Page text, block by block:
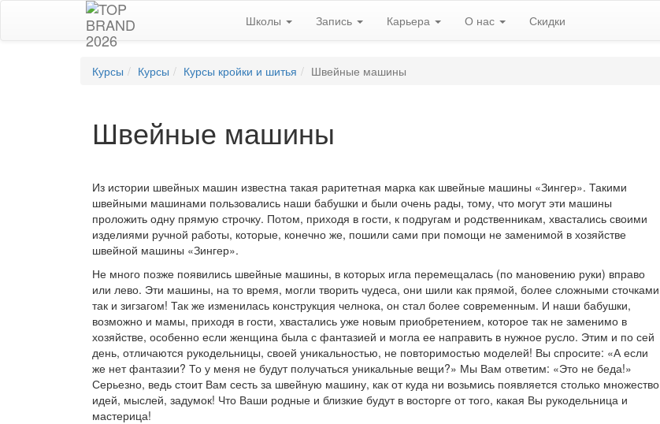
Школы Запись Карьера О нас Скидки
Курсы Курсы Курсы кройки и шитья Швейные машины
Швейные машины
Из истории швейных машин известна такая раритетная марка как швейные машины «Зингер». Такими
швейными машинами пользовались наши бабушки и были очень рады, тому, что могут эти машины
проложить одну прямую строчку. Потом, приходя в гости, к подругам и родственникам, хвастались своими
изделиями ручной работы, которые, конечно же, пошили сами при помощи не заменимой в хозяйстве
швейной машины «Зингер».
Не много позже появились швейные машины, в которых игла перемещалась (по мановению руки) вправо
или лево. Эти машины, на то время, могли творить чудеса, они шили как прямой, более сложными сточками
так и зигзагом! Так же изменилась конструкция челнока, он стал более современным. И наши бабушки,
возможно и мамы, приходя в гости, хвастались уже новым приобретением, которое так не заменимо в
хозяйстве, особенно если женщина была с фантазией и могла ее направить в нужное русло. Этим и по сей
день, отличаются рукодельницы, своей уникальностью, не повторимостью моделей! Вы спросите: «А если
же нет фантазии? То у меня не будут получаться уникальные вещи?» Мы Вам ответим: «Это не беда!»
Серьезно, ведь стоит Вам сесть за швейную машину, как от куда ни возьмись появляется столько множество
идей, мыслей, задумок! Что Ваши родные и близкие будут в восторге от того, какая Вы рукодельница и
мастерица!